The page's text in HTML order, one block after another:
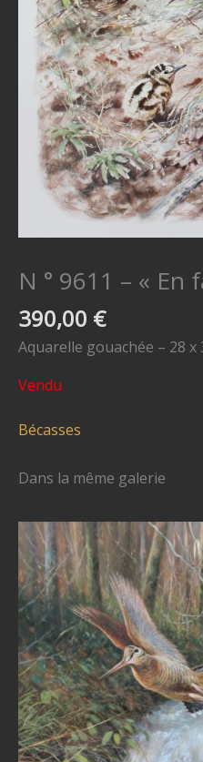
N ° 9611 – « En
390,00 €
Aquarelle gouachée – 28
Vendu
Bécasses
Dans la même galerie